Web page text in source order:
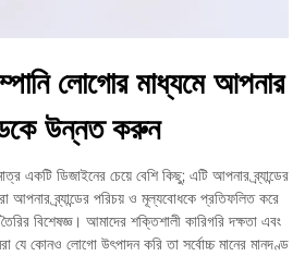
লোগোর মাধ্যমে আপনার
উন্নত করুন
একটি ডিজাইনের চেয়ে বেশি কিছু; এটি আপনার ব্র্যান্ডের
ব্র্যান্ডের পরিচয় ও মূল্যবোধকে প্রতিফলিত করে
বিশেষজ্ঞ। আমাদের শক্তিশালী কারিগরি দক্ষতা এবং
যে কোনও লোগো উৎপাদন করি তা সর্বোচ্চ মানের মানদণ্ড